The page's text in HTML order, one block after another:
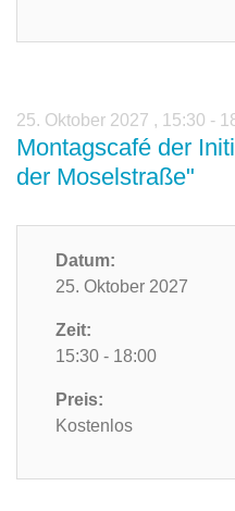
25. Oktober 2027 , 15:30 -
Montagscafé der
der Moselstraße"
Datum:
25. Oktober 2027
Zeit:
15:30 - 18:00
Preis:
Kostenlos